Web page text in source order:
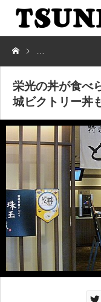
栄光の丼が食べら
栄光の丼が食べ
城ビクトリー丼